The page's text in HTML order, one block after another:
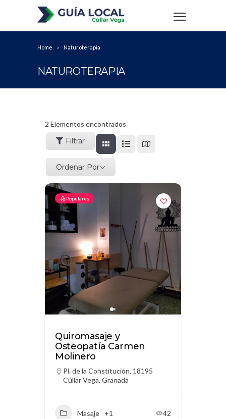
Home Naturoterapia
NATUROTERAPIA
2 Elementos encontrados
Filtrar
Ordenar Por
Populares
Quiromasaje y
Osteopatía Carmen
Molinero
Pl. de la Constitución, 18195
Cúllar Vega, Granada
Masaje +1 42